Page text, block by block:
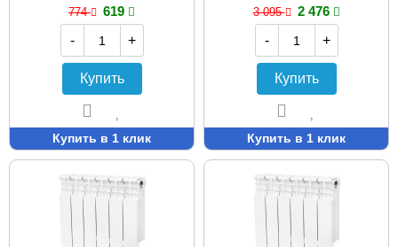
774
619
-
+
Купить
Купить в 1 клик
3 095
2 476
-
+
Купить
Купить в 1 клик